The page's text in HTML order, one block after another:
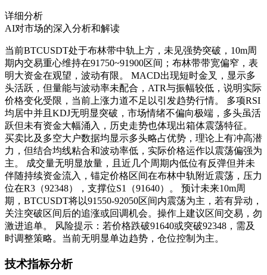
详细分析
AI对市场的深入分析和解读
当前BTCUSDT处于布林带中轨上方，未见强势突破，10m周
期内交易重心维持在91750~91900区间；布林带带宽偏窄，表
明大资金在观望，波动有限。 MACD出现短时金叉，显示多
头活跃，但量能与波动率未配合，ATR与振幅较低，说明实际
价格变化受限，当前上涨力道不足以引发趋势行情。 多项RSI
均居中并且KDJ无明显突破，市场情绪不偏向极端，多头虽活
跃但未有资金大幅涌入，历史走势也体现出箱体震荡特征。
买卖比及多空大户数据均显示多头略占优势，理论上有冲高潜
力，但结合均线粘合和波动率低，实际价格运作以震荡偏强为
主。 成交量无明显放量，且近几个周期内低位有反弹但并未
伴随持续资金流入，锚定价格区间在布林中轨附近震荡，压力
位在R3（92348），支撑位S1（91640）。 预计未来10m周
期，BTCUSDT将以91550-92050区间内震荡为主，若有异动，
关注突破区间后的追涨或回调机会。操作上建议区间交易，勿
激进追单。 风险提示：若价格跌破91640或突破92348，需及
时调整策略。当前无明显单边趋势，仓位控制为主。
技术指标分析